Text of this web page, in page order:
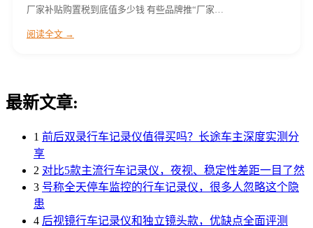
厂家补贴购置税到底值多少钱 有些品牌推“厂家…
阅读全文 →
最新文章:
1 前后双录行车记录仪值得买吗？长途车主深度实测分
享
2 对比5款主流行车记录仪，夜视、稳定性差距一目了然
3 号称全天停车监控的行车记录仪，很多人忽略这个隐
患
4 后视镜行车记录仪和独立镜头款，优缺点全面评测